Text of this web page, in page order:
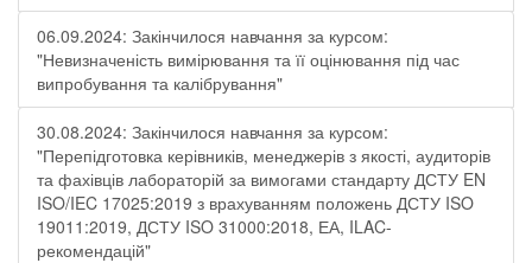
06.09.2024: Закінчилося навчання за курсом:
"Невизначеність вимірювання та її оцінювання під час
випробування та калібрування"
30.08.2024: Закінчилося навчання за курсом:
"Перепідготовка керівників, менеджерів з якості, аудиторів
та фахівців лабораторій за вимогами стандарту ДСТУ EN
ISO/IEC 17025:2019 з врахуванням положень ДСТУ ISO
19011:2019, ДСТУ ISO 31000:2018, ЕА, ILAC-
рекомендацій"